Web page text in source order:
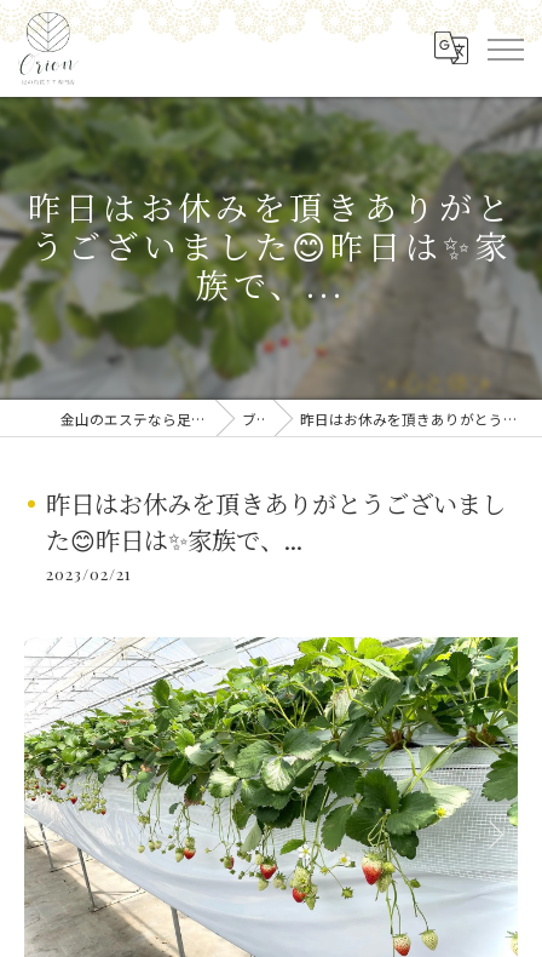
昨日はお休みを頂きありがと
うございました😊昨日は✨家
族で、...
金山のエステなら足の角質ケア専門店 Orion ブログ 昨日はお休みを頂きありがとうございました😊昨日は✨家族で、...
昨日はお休みを頂きありがとうございまし
た😊昨日は✨家族で、...
2023/02/21